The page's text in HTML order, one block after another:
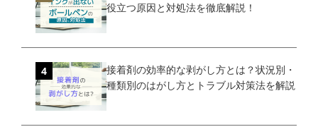
役立つ原因と対処法を徹底解説！
接着剤の効率的な剥がし方とは？状況別・
種類別のはがし方とトラブル対策法を解説